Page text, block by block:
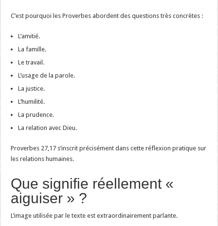
C’est pourquoi les Proverbes abordent des questions très concrètes :
L’amitié.
La famille.
Le travail.
L’usage de la parole.
La justice.
L’humilité.
La prudence.
La relation avec Dieu.
Proverbes 27,17 s’inscrit précisément dans cette réflexion pratique sur
les relations humaines.
Que signifie réellement «
aiguiser » ?
L’image utilisée par le texte est extraordinairement parlante.